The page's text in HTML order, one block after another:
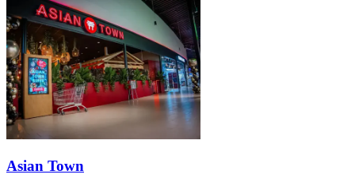
Asian Town